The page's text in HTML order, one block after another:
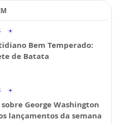
Bem Temperado:
de Batata
George Washington
lançamentos da semana